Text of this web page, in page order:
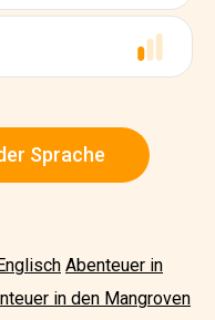
Sprache
Abenteuer in
in den Mangroven